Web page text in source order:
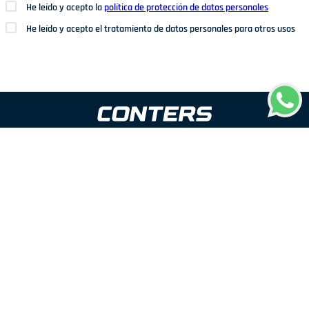
He leído y acepto lapolítica de protección de datos personales
He leído y acepto el tratamiento de datos personales para otros usos